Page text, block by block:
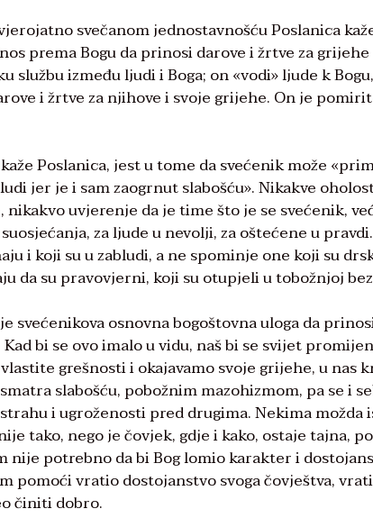
svečanom jednostavnošću Poslanica
prema Bogu da prinosi darove i žrtve za
službu između ljudi i Boga; on «vodi» ljude k
i žrtve za njihove i svoje grijehe. On je
Poslanica, jest u tome da svećenik može
jer je i sam zaogrnut slabošću». Nikakve
uvjerenje da je time što je se svećenik,
za ljude u nevolji, za oštećene u
i koji su u zabludi, a ne spominje one koji su
da su pravovjerni, koji su otupjeli u tobožnjoj
svećenikova osnovna bogoštovna uloga da
bi se ovo imalo u vidu, naš bi se svijet
grešnosti i okajavamo svoje grijehe, u nas
slabošću, pobožnim mazohizmom, pa se i
i ugroženosti pred drugima. Nekima možda
tako, nego je čovjek, gdje i kako, ostaje tajna,
nije potrebno da bi Bog lomio karakter i
pomoći vratio dostojanstvo svoga čovještva,
činiti dobro.